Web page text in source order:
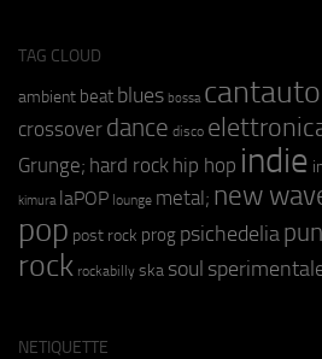
TAG CLOUD
ambient beat blues bossa
crossover dance disco
Grunge; hard rock hip hop indie
kimura laPOP lounge metal; new
pop post rock prog psichedelia
rock rockabilly ska soul
NETIQUETTE